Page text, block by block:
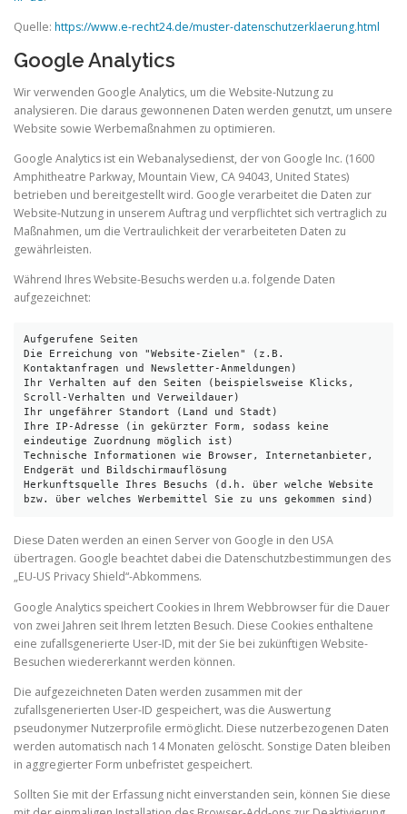
Quelle: https://www.e-recht24.de/muster-datenschutzerklaerung.html
Google Analytics
Wir verwenden Google Analytics, um die Website-Nutzung zu
analysieren. Die daraus gewonnenen Daten werden genutzt, um unsere
Website sowie Werbemaßnahmen zu optimieren.
Google Analytics ist ein Webanalysedienst, der von Google Inc. (1600
Amphitheatre Parkway, Mountain View, CA 94043, United States)
betrieben und bereitgestellt wird. Google verarbeitet die Daten zur
Website-Nutzung in unserem Auftrag und verpflichtet sich vertraglich zu
Maßnahmen, um die Vertraulichkeit der verarbeiteten Daten zu
gewährleisten.
Während Ihres Website-Besuchs werden u.a. folgende Daten
aufgezeichnet:
Aufgerufene Seiten
Die Erreichung von "Website-Zielen" (z.B.
Kontaktanfragen und Newsletter-Anmeldungen)
Ihr Verhalten auf den Seiten (beispielsweise Klicks,
Scroll-Verhalten und Verweildauer)
Ihr ungefährer Standort (Land und Stadt)
Ihre IP-Adresse (in gekürzter Form, sodass keine
eindeutige Zuordnung möglich ist)
Technische Informationen wie Browser, Internetanbieter,
Endgerät und Bildschirmauflösung
Herkunftsquelle Ihres Besuchs (d.h. über welche Website
bzw. über welches Werbemittel Sie zu uns gekommen sind)
Diese Daten werden an einen Server von Google in den USA
übertragen. Google beachtet dabei die Datenschutzbestimmungen des
„EU-US Privacy Shield“-Abkommens.
Google Analytics speichert Cookies in Ihrem Webbrowser für die Dauer
von zwei Jahren seit Ihrem letzten Besuch. Diese Cookies enthaltene
eine zufallsgenerierte User-ID, mit der Sie bei zukünftigen Website-
Besuchen wiedererkannt werden können.
Die aufgezeichneten Daten werden zusammen mit der
zufallsgenerierten User-ID gespeichert, was die Auswertung
pseudonymer Nutzerprofile ermöglicht. Diese nutzerbezogenen Daten
werden automatisch nach 14 Monaten gelöscht. Sonstige Daten bleiben
in aggregierter Form unbefristet gespeichert.
Sollten Sie mit der Erfassung nicht einverstanden sein, können Sie diese